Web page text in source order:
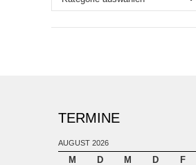
TERMINE
AUGUST 2026
M D M D F